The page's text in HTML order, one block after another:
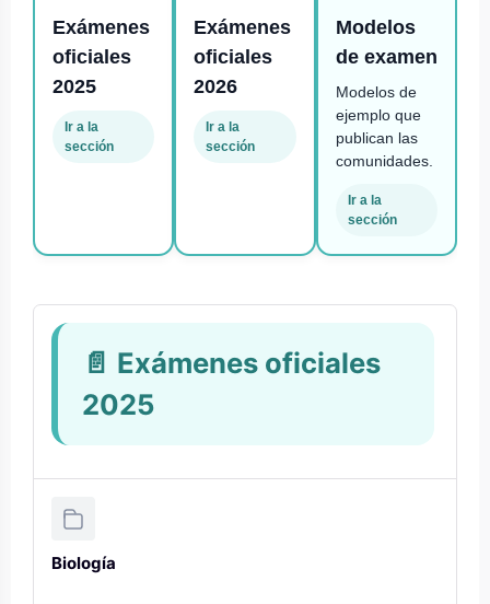
Exámenes
oficiales
2025
Ir a la
sección
Exámenes
oficiales
2026
Ir a la
sección
Modelos
de examen
Modelos de
ejemplo que
publican las
comunidades.
Ir a la
sección
📄 Exámenes oficiales
2025
Biología